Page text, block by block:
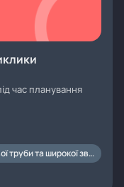
час планування
Незапальні хвороби яєчника, фаллопієвої труби та широкої зв'язки